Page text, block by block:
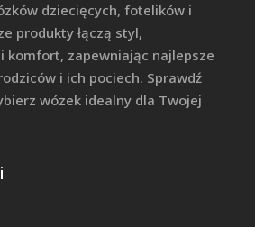
dziecięcych, fotelików i
produkty łączą styl,
komfort, zapewniając najlepsze
i ich pociech. Sprawdź
wózek idealny dla Twojej